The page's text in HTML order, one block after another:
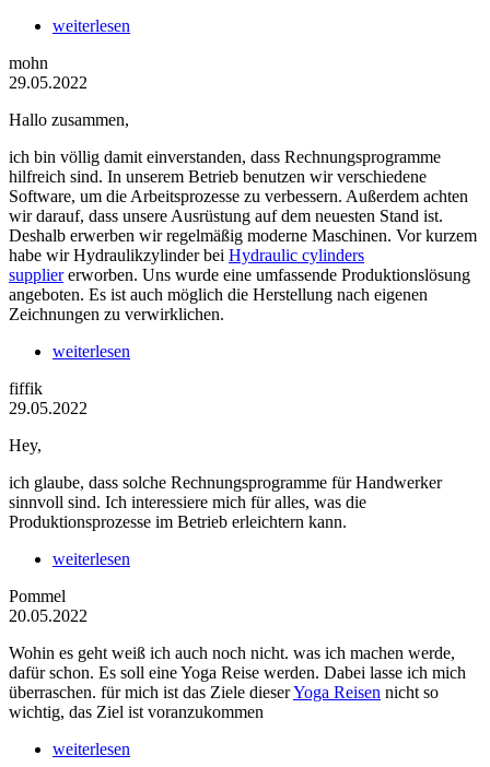
weiterlesen
mohn
29.05.2022
Hallo zusammen,
ich bin völlig damit einverstanden, dass Rechnungsprogramme
hilfreich sind. In unserem Betrieb benutzen wir verschiedene
Software, um die Arbeitsprozesse zu verbessern. Außerdem achten
wir darauf, dass unsere Ausrüstung auf dem neuesten Stand ist.
Deshalb erwerben wir regelmäßig moderne Maschinen. Vor kurzem
habe wir Hydraulikzylinder bei Hydraulic cylinders
suppliererworben. Uns wurde eine umfassende Produktionslösung
angeboten. Es ist auch möglich die Herstellung nach eigenen
Zeichnungen zu verwirklichen.
weiterlesen
fiffik
29.05.2022
Hey,
ich glaube, dass solche Rechnungsprogramme für Handwerker
sinnvoll sind. Ich interessiere mich für alles, was die
Produktionsprozesse im Betrieb erleichtern kann.
weiterlesen
Pommel
20.05.2022
Wohin es geht weiß ich auch noch nicht. was ich machen werde,
dafür schon. Es soll eine Yoga Reise werden. Dabei lasse ich mich
überraschen. für mich ist das Ziele dieserYoga Reisen nicht so
wichtig, das Ziel ist voranzukommen
weiterlesen